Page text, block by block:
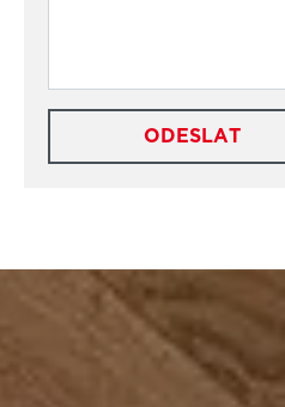
ODESLAT